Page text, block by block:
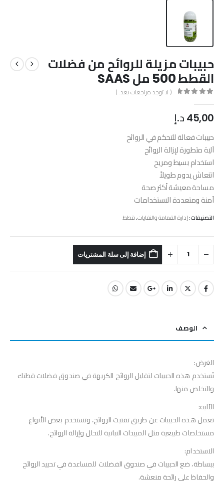
حبيبات مزيلة للروائح من فضلات
القطط 500 مل SAAS
( لا توجد مراجعات بعد. )
45,00 د.إ
حبيبات فعالة للتحكم في الروائح
آلية متطورة لإزالة الروائح
استخدام بسيط ومريح
انتعاش يدوم طويلاً
مساحة معيشة أكثر صحة
آمنة ومتعددة الاستخدامات
التصنيفات:إدارة القمامة والنفايات,قطط
إضافة إلى سلة المشتريات
الوصف
الغرض:
تُستخدم هذه الحبيبات لتقليل الروائح الكريهة في صندوق فضلات قطتك
والتخلص منها.
الآلية:
تعمل هذه الحبيبات عن طريق تفتيت الروائح، وتستخدم بعض الأنواع
مستخلصات طبيعية مثل المبيدات النباتية للتحلل وإزالة الروائح.
الاستخدام:
ببساطة، ضع الحبيبات في صندوق الفضلات للمساعدة في تحييد الروائح
والحفاظ على رائحة منعشة.